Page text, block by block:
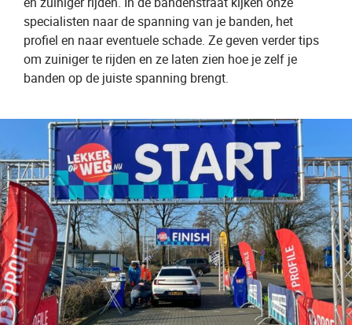
specialisten naar de spanning van je banden, het
profiel en naar eventuele schade. Ze geven verder tips
om zuiniger te rijden en ze laten zien hoe je zelf je
banden op de juiste spanning brengt.